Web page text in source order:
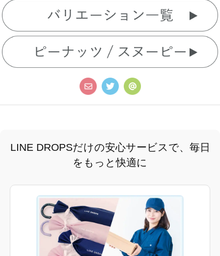
LINE DROPSだけの安心サービスで、毎日
をもっと快適に